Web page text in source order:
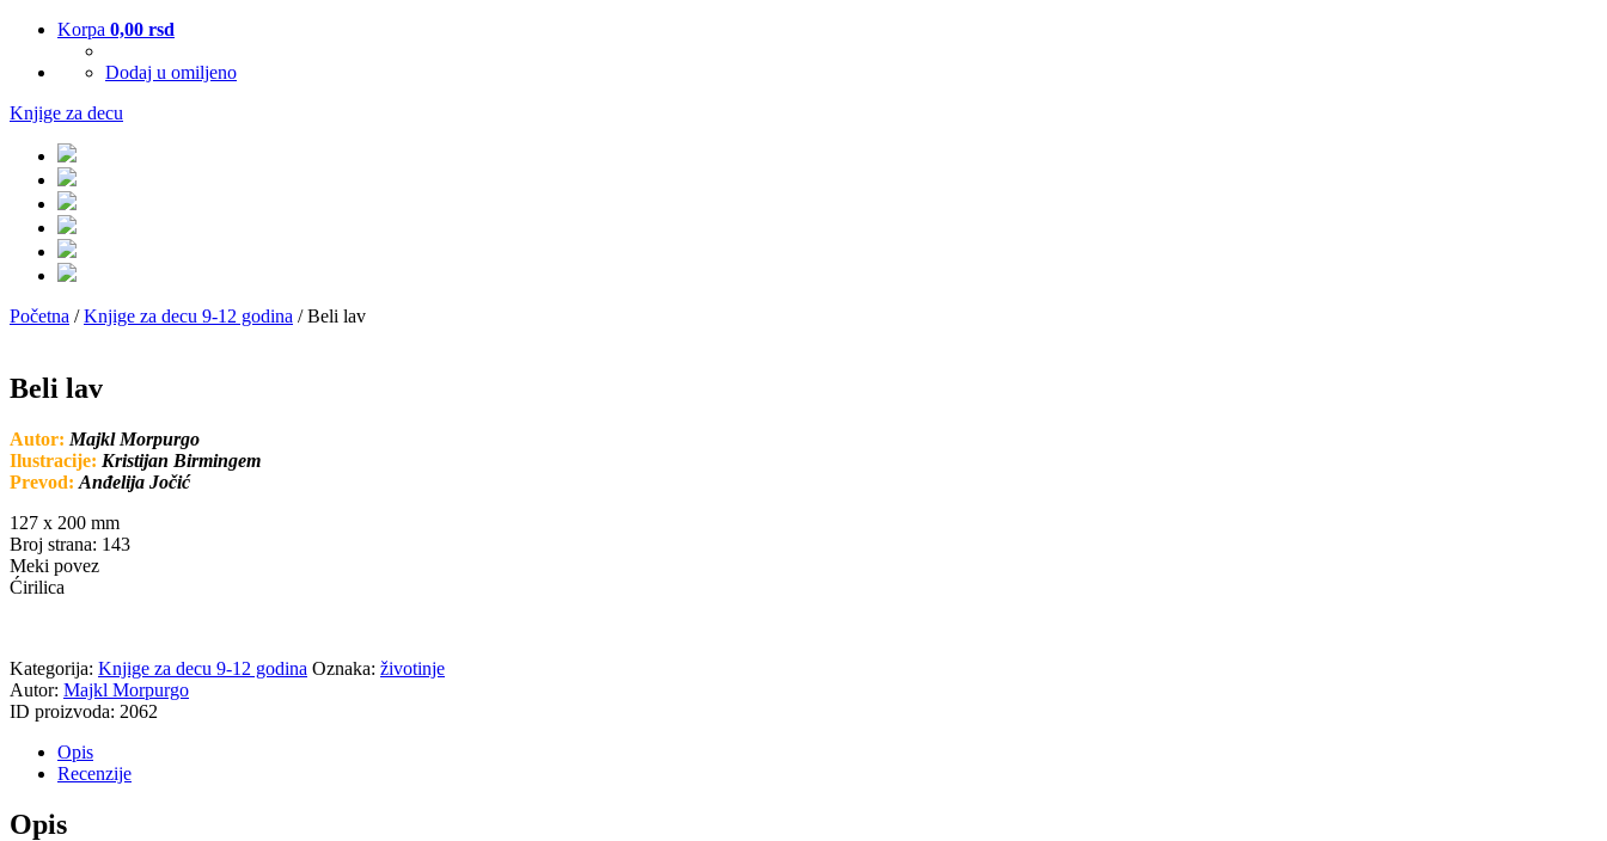
Korpa 0,00 rsd
Dodaj u omiljeno
Knjige za decu
Početna /Knjige za decu 9-12 godina / Beli lav
Beli lav
Autor: Majkl Morpurgo
Ilustracije: Kristijan Birmingem
Prevod: Anđelija Jočić
127 x 200 mm
Broj strana: 143
Meki povez
Ćirilica
Kategorija: Knjige za decu 9-12 godina Oznaka: životinje
Autor: Majkl Morpurgo
ID proizvoda: 2062
Opis
Recenzije
Opis